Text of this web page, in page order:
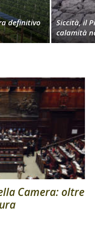
definitivo
Siccità, il
calamità
Camera: oltre